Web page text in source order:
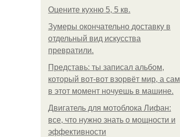
Оцените кухню 5, 5 кв.
Зумеры окончательно доставку в
отдельный вид искусства
превратили.
Представь: ты записал альбом,
который вот-вот взорвёт мир, а сам
в этот момент ночуешь в машине.
Двигатель для мотоблока Лифан:
все, что нужно знать о мощности и
эффективности